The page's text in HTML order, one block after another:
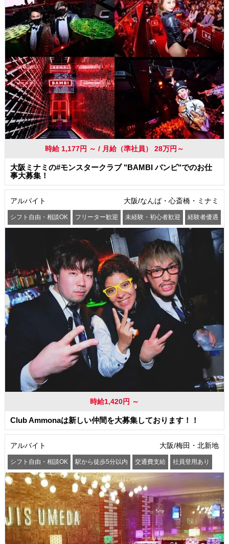
時給 1,177円 ～ / 月給（準社員） 28万円～
大阪ミナミの#モンスタークラブ "BAMBI バンビ"でのお仕
事大募集！
アルバイト 大阪/なんば・心斎橋・ミナミ
シフト自由・相談OK フリーター歓迎 未経験・初心者歓迎 経験者優遇
時給1,420円 ～
Club Ammonaは新しい仲間を大募集しております！！
アルバイト 大阪/梅田・北新地
シフト自由・相談OK 駅から徒歩5分以内 交通費支給 社員登用あり